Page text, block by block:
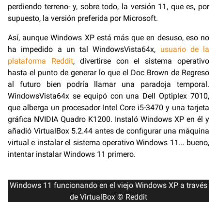
perdiendo terreno- y, sobre todo, la versión 11, que es, por
supuesto, la versión preferida por Microsoft.
Así, aunque Windows XP está más que en desuso, eso no
ha impedido a un tal WindowsVista64x, usuario de la
plataforma Reddit, divertirse con el sistema operativo
hasta el punto de generar lo que el Doc Brown de Regreso
al futuro bien podría llamar una paradoja temporal.
WindowsVista64x se equipó con una Dell Optiplex 7010,
que alberga un procesador Intel Core i5-3470 y una tarjeta
gráfica NVIDIA Quadro K1200. Instaló Windows XP en él y
añadió VirtualBox 5.2.44 antes de configurar una máquina
virtual e instalar el sistema operativo Windows 11... bueno,
intentar instalar Windows 11 primero.
Windows 11 funcionando en el viejo Windows XP a través
de VirtualBox © Reddit